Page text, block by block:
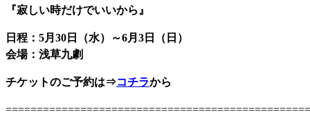
『寂しい時だけでいいから』
日程：5月30日（水）～6月3日（日）
会場：浅草九劇
チケットのご予約は⇒コチラから